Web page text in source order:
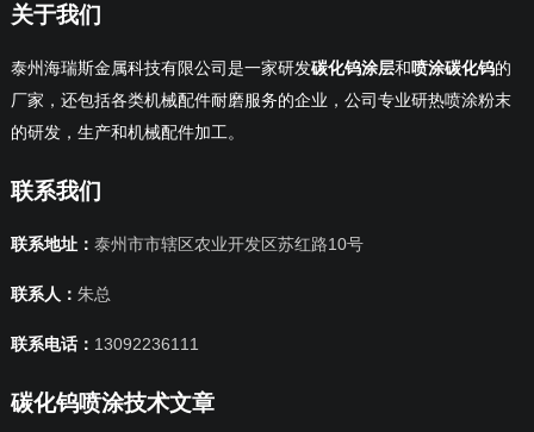
关于我们
泰州海瑞斯金属科技有限公司是一家研发碳化钨涂层和 喷涂碳化钨的
厂家，还包括各类机械配件耐磨服务的企业，公司专业研热喷涂粉末
的研发，生产和机械配件加工。
联系我们
联系地址： 泰州市市辖区农业开发区苏红路10号
联系人： 朱总
联系电话： 13092236111
碳化钨喷涂技术文章